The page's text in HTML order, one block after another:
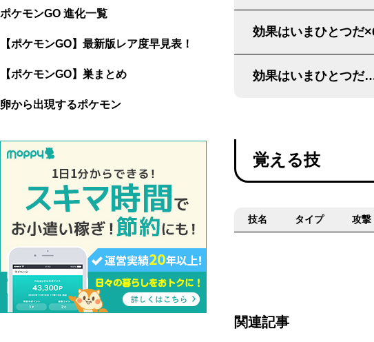
効果はいまひとつだ
効果はいまひとつだ
覚える技
技名 タイプ 攻撃
関連記事
ポケモンGO 進化一覧
【ポケモンGO】最新版レア度早見表！
【ポケモンGO】巣まとめ
卵から出現するポケモン